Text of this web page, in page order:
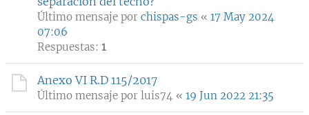
Último mensaje por chispas-gs « 17 May 2024
07:06
Respuestas: 1
Anexo VI R.D 115/2017
Último mensaje por luis74 « 19 Jun 2022 21:35